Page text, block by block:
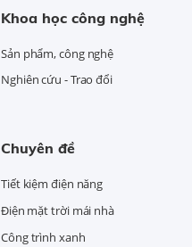
Khoa học công nghệ
Sản phẩm, công nghệ
Nghiên cứu - Trao đổi
Chuyên đề
Tiết kiệm điện năng
Điện mặt trời mái nhà
Công trình xanh